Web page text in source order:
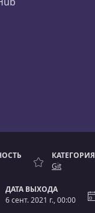
КАТЕГОРИЯ
Git
ДАТА ВЫХОДА
6 сент. 2021 г., 00:00